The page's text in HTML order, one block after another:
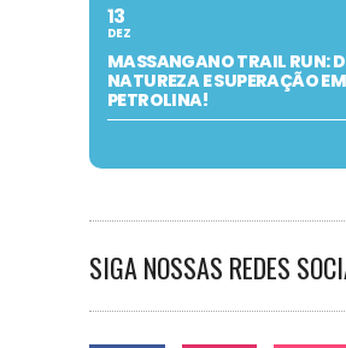
13
DEZ
MASSANGANO TRAIL RUN:
NATUREZA E SUPERAÇÃO EM
PETROLINA!
SIGA NOSSAS REDES